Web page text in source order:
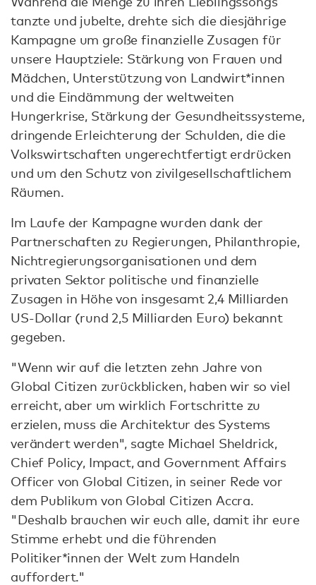
tanzte und jubelte, drehte sich die diesjährige
Kampagne um große finanzielle Zusagen für
unsere Hauptziele: Stärkung von Frauen und
Mädchen, Unterstützung von Landwirt*innen
und die Eindämmung der weltweiten
Hungerkrise, Stärkung der Gesundheitssysteme,
dringende Erleichterung der Schulden, die die
Volkswirtschaften ungerechtfertigt erdrücken
und um den Schutz von zivilgesellschaftlichem
Räumen.
Im Laufe der Kampagne wurden dank der
Partnerschaften zu Regierungen, Philanthropie,
Nichtregierungsorganisationen und dem
privaten Sektor politische und finanzielle
Zusagen in Höhe von insgesamt 2,4 Milliarden
US-Dollar (rund 2,5 Milliarden Euro) bekannt
gegeben.
"Wenn wir auf die letzten zehn Jahre von
Global Citizen zurückblicken, haben wir so viel
erreicht, aber um wirklich Fortschritte zu
erzielen, muss die Architektur des Systems
verändert werden", sagte Michael Sheldrick,
Chief Policy, Impact, and Government Affairs
Officer von Global Citizen, in seiner Rede vor
dem Publikum von Global Citizen Accra.
"Deshalb brauchen wir euch alle, damit ihr eure
Stimme erhebt und die führenden
Politiker*innen der Welt zum Handeln
auffordert."